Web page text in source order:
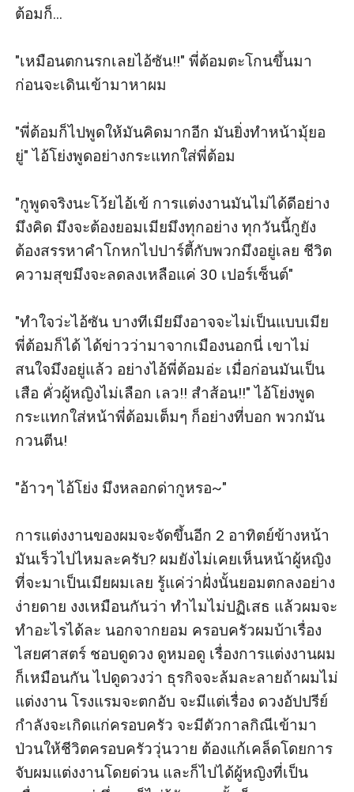
ต้อมก็...
"เหมือนตกนรกเลยไอ้ซัน!!" พี่ต้อมตะโกนขึ้นมา
ก่อนจะเดินเข้ามาหาผม
"พี่ต้อมก็ไปพูดให้มันคิดมากอีก มันยิ่งทำหน้ามุ้ยอ
ยู่" ไอ้โย่งพูดอย่างกระแทกใส่พี่ต้อม
"กูพูดจริงนะโว้ยไอ้เข้ การแต่งงานมันไม่ได้ดีอย่าง
มึงคิด มึงจะต้องยอมเมียมึงทุกอย่าง ทุกวันนี้กูยัง
ต้องสรรหาคำโกหกไปปาร์ตี้กับพวกมึงอยู่เลย ชีวิต
ความสุขมึงจะลดลงเหลือแค่ 30 เปอร์เซ็นต์"
"ทำใจว่ะไอ้ซัน บางทีเมียมึงอาจจะไม่เป็นแบบเมีย
พี่ต้อมก็ได้ ได้ข่าวว่ามาจากเมืองนอกนี่ เขาไม่
สนใจมึงอยู่แล้ว อย่างไอ้พี่ต้อมอ่ะ เมื่อก่อนมันเป็น
เสือ คั่วผู้หญิงไม่เลือก เลว!! สำส้อน!!" ไอ้โย่งพูด
กระแทกใส่หน้าพี่ต้อมเต็มๆ ก็อย่างที่บอก พวกมัน
กวนตีน!
"อ้าวๆ ไอ้โย่ง มึงหลอกด่ากูหรอ~"
การแต่งงานของผมจะจัดขึ้นอีก 2 อาทิตย์ข้างหน้า
มันเร็วไปไหมละครับ? ผมยังไม่เคยเห็นหน้าผู้หญิง
ที่จะมาเป็นเมียผมเลย รู้แค่ว่าฝั่งนั้นยอมตกลงอย่าง
ง่ายดาย งงเหมือนกันว่า ทำไมไม่ปฏิเสธ แล้วผมจะ
ทำอะไรได้ละ นอกจากยอม ครอบครัวผมบ้าเรื่อง
ไสยศาสตร์ ชอบดูดวง ดูหมอดู เรื่องการแต่งงานผม
ก็เหมือนกัน ไปดูดวงว่า ธุรกิจจะล้มละลายถ้าผมไม่
แต่งงาน โรงแรมจะตกอับ จะมีแต่เรื่อง ดวงอัปปรีย์
กำลังจะเกิดแก่ครอบครัว จะมีตัวกาลกิณีเข้ามา
ป่วนให้ชีวิตครอบครัววุ่นวาย ต้องแก้เคล็ดโดยการ
จับผมแต่งงานโดยด่วน และก็ไปได้ผู้หญิงที่เป็น